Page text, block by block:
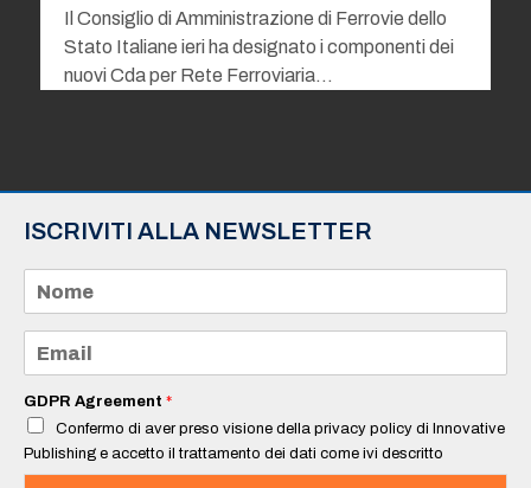
Il Consiglio di Amministrazione di Ferrovie dello
Stato Italiane ieri ha designato i componenti dei
nuovi Cda per Rete Ferroviaria…
ISCRIVITI ALLA NEWSLETTER
m
e
a
i
*
GDPR Agreement *
Confermo di aver preso visione della privacy policy di Innovative
Publishing e accetto il trattamento dei dati come ivi descritto